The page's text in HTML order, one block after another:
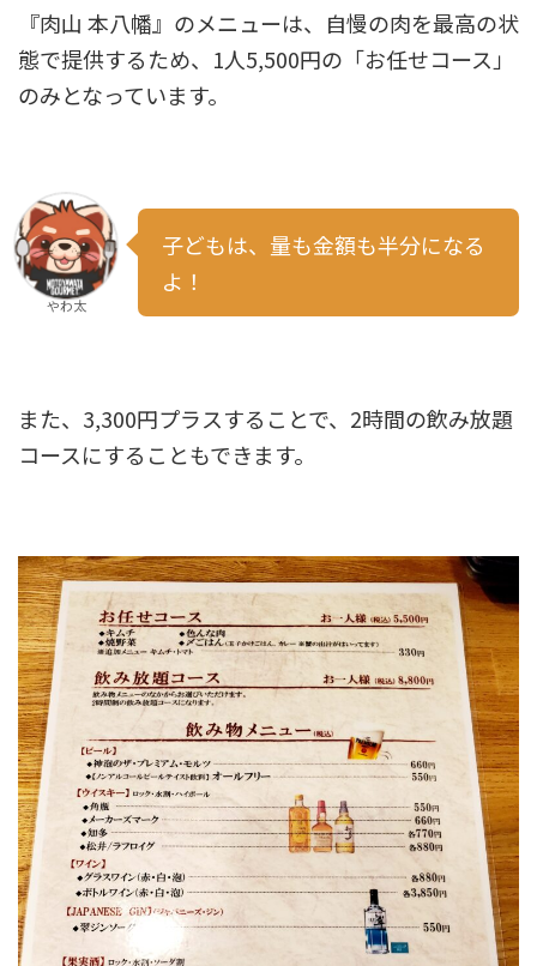
『肉山 本八幡』のメニューは、自慢の肉を最高の状
態で提供するため、1人5,500円の「お任せコース」
のみとなっています。
やわ太
子どもは、量も金額も半分になる
よ！
また、3,300円プラスすることで、2時間の飲み放題
コースにすることもできます。